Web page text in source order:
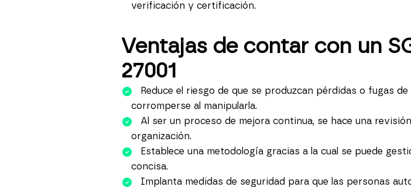
verificación y certificación.
Ventajas de contar con un
27001
Reduce el riesgo de que se produzcan pérdidas o fugas
corromperse al manipularla.
Al ser un proceso de mejora continua, se hace una
organización.
Establece una metodología gracias a la cual se puede
concisa.
Implanta medidas de seguridad para que las personas